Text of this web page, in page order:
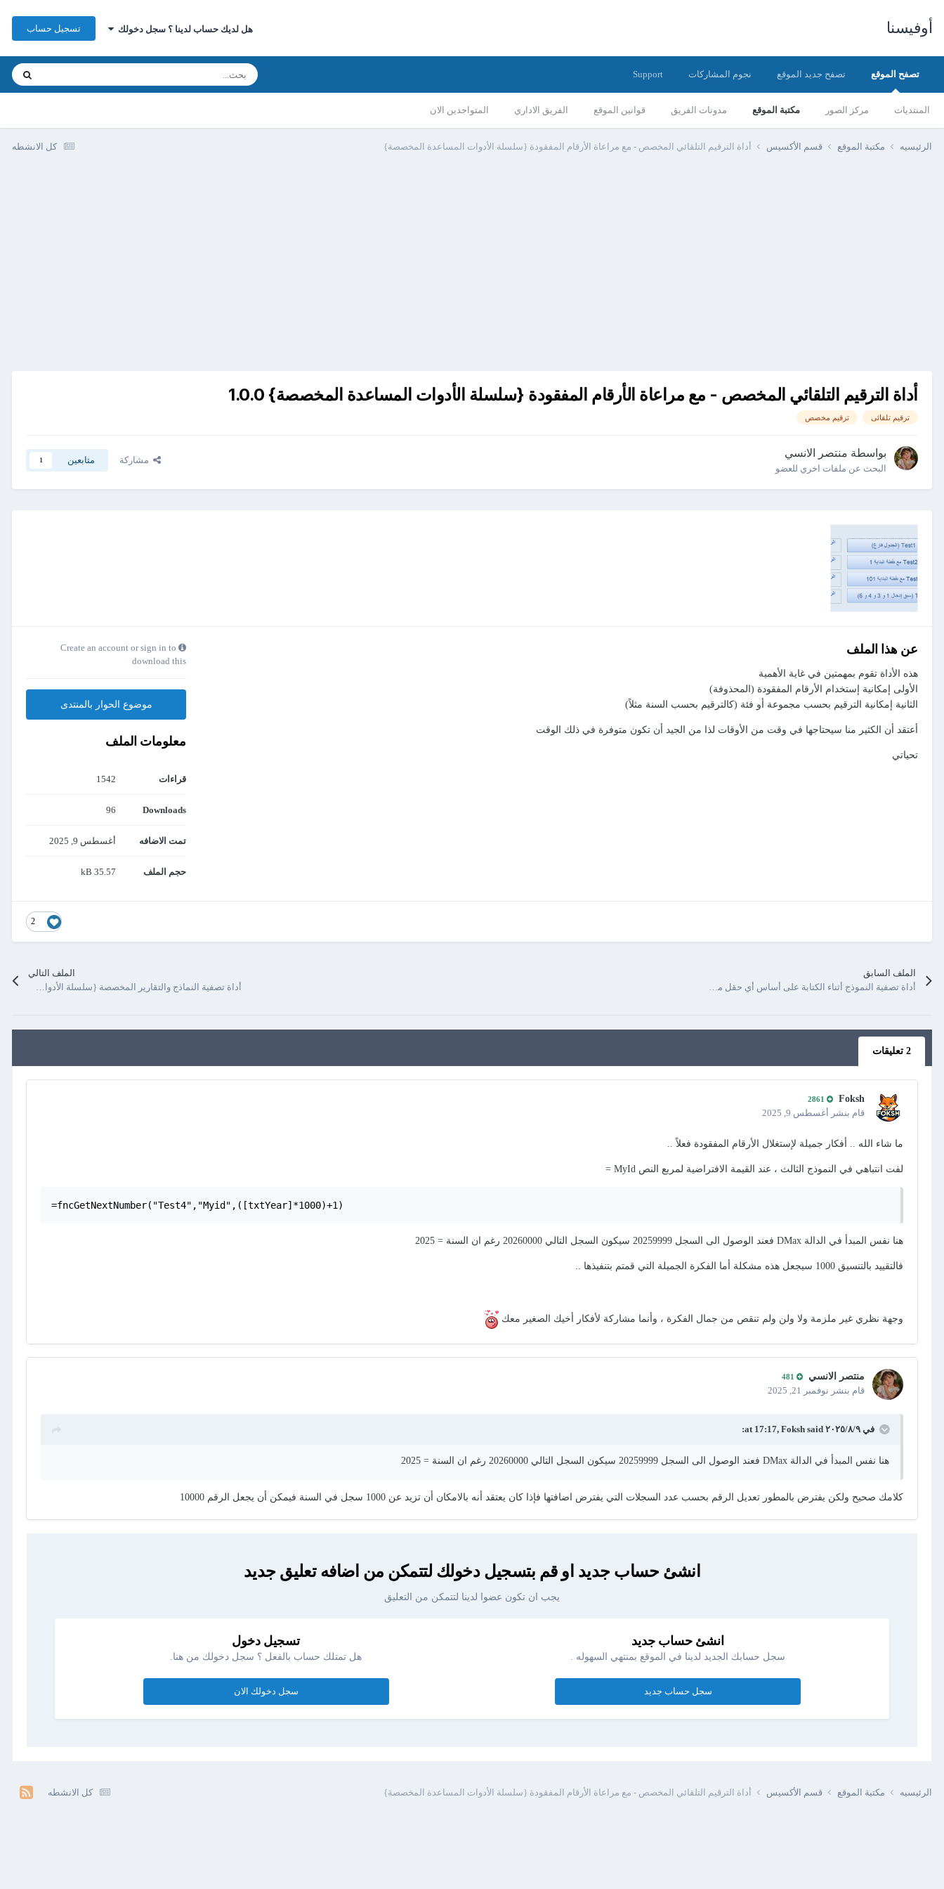
أوفيسنا هل لديك حساب لدينا ؟ سجل دخولك تسجيل حساب
تصفح الموقع
المنتديات مركز الصور مكتبة الموقع مدونات الفريق قوانين الموقع الفريق الاداري المتواجدين الان
تصفح جديد الموقع نجوم المشاركات Support
كل الانشطه الرئيسيه مكتبة الموقع قسم الأكسيس أداة الترقيم التلقائي المخصص - مع مراعاة الأرقام المفقودة {سلسلة الأدوات المساعدة المخصصة}
أداة الترقيم التلقائي المخصص - مع مراعاة الأرقام المفقودة {سلسلة الأدوات المساعدة المخصصة} 1.0.0
ترقيم تلقائى ترقيم مخصص
بواسطة منتصر الانسي
البحث عن ملفات اخري للعضو
مشاركة متابعين 1
عن هذا الملف
هذه الأداة تقوم بمهمتين في غاية الأهمية
الأولى إمكانية إستخدام الأرقام المفقودة (المحذوفة)
الثانية إمكانية الترقيم بحسب مجموعة أو فئة (كالترقيم بحسب السنة مثلاً)
أعتقد أن الكثير منا سيحتاجها في وقت من الأوقات لذا من الجيد أن تكون متوفرة في ذلك الوقت
تحياتي
Create an account or sign in to
download this
موضوع الحوار بالمنتدى
معلومات الملف
قراءات 1542
Downloads
96
تمت الاضافه أغسطس 9, 2025
حجم الملف 35.57 kB
2
الملف السابق
أداة تصفية النموذج أثناء الكتابة على أساس أي حقل من حقول النموذج {سلسلة الأدوات المساعدة المخصصة}
الملف التالي
أداة تصفية النماذج والتقارير المخصصة {سلسلة الأدوات المساعدة المخصصة}
2 تعليقات
Foksh
قام بنشر أغسطس 9, 2025
ما شاء الله .. أفكار جميلة لإستغلال الأرقام المفقودة فعلاً ..
لفت انتباهي في النموذج الثالث ، عند القيمة الافتراضية لمربع النص MyId =
=fncGetNextNumber("Test4","Myid",([txtYear]*1000)+1)
هنا نفس المبدأ في الدالة DMax فعند الوصول الى السجل 20259999 سيكون السجل التالي 20260000 رغم ان السنة = 2025
فالتقييد بالتنسيق 1000 سيجعل هذه مشكلة أما الفكرة الجميلة التي قمتم بتنفيذها ..
وجهة نظري غير ملزمة ولا ولن ولم تنقص من جمال الفكرة ، وأنما مشاركة لأفكار أخيك الصغير معك
منتصر الانسي
قام بنشر نوفمبر 21, 2025
في ٩‏/٨‏/٢٠٢٥ at 17:17, Foksh said:
هنا نفس المبدأ في الدالة DMax فعند الوصول الى السجل 20259999 سيكون السجل التالي 20260000 رغم ان السنة = 2025
كلامك صحيح ولكن يفترض بالمطور تعديل الرقم بحسب عدد السجلات التي يفترض اضافتها فإذا كان يعتقد أنه بالامكان أن تزيد عن 1000 سجل في السنة فيمكن أن يجعل الرقم 10000
انشئ حساب جديد او قم بتسجيل دخولك لتتمكن من اضافه تعليق جديد
يجب ان تكون عضوا لدينا لتتمكن من التعليق
انشئ حساب جديد
سجل حسابك الجديد لدينا في الموقع بمنتهي السهوله .
سجل حساب جديد
تسجيل دخول
هل تمتلك حساب بالفعل ؟ سجل دخولك من هنا.
سجل دخولك الان
كل الانشطه الرئيسيه مكتبة الموقع قسم الأكسيس أداة الترقيم التلقائي المخصص - مع مراعاة الأرقام المفقودة {سلسلة الأدوات المساعدة المخصصة}